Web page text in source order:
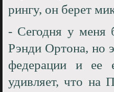
рингу, он берет
- Сегодня у меня
Рэнди Ортона, но
федерации и ее
удивляет, что на